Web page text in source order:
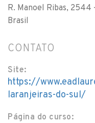
R. Manoel Ribas, 2544
Brasil
CONTATO
Site:
https://
laranjeiras-do-sul/
Página do curso: